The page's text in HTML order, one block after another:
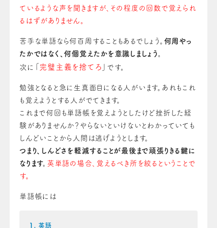
ているような声を聞きますが、その程度の回数で覚えられ
るはずがありません。
苦手な単語なら何百周することもあるでしょう。 何周やっ
たかではなく、何個覚えたかを意識しましょう。
次に
完璧主義を捨てろ です。
勉強となると急に生真面目になる人がいます。あれもこれ
も覚えようとする人がでてきます。
これまで何回も単語帳を覚えようとしたけど挫折した経
験がありませんか？やらないといけないとわかっていても
しんどいことから人間は逃げようとします。
つまり、しんどさを軽減することが最後まで頑張りきる鍵に
なります。 英単語の場合、覚えるべき所を絞るということで
す。
単語帳には
英語